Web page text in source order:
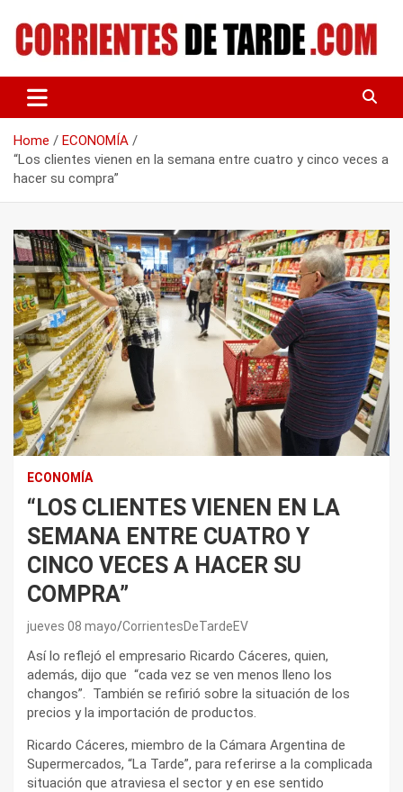
content
CORRIENTES DE TARDE
Home
ECONOMÍA
“Los clientes vienen en la semana entre cuatro y cinco veces a
hacer su compra”
ECONOMÍA
“LOS CLIENTES VIENEN EN LA
SEMANA ENTRE CUATRO Y
CINCO VECES A HACER SU
COMPRA”
jueves 08 mayo CorrientesDeTardeEV
Así lo reflejó el empresario Ricardo Cáceres, quien,
además, dijo que “cada vez se ven menos lleno los
changos”. También se refirió sobre la situación de los
precios y la importación de productos.
Ricardo Cáceres, miembro de la Cámara Argentina de
Supermercados, “La Tarde”, para referirse a la complicada
situación que atraviesa el sector y en ese sentido